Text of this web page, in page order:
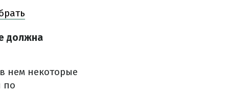
должна
нем некоторые
по